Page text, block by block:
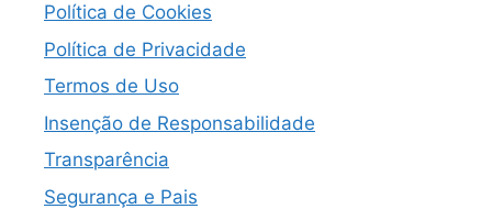
Política de Cookies
Política de Privacidade
Termos de Uso
Insenção de Responsabilidade
Transparência
Segurança e Pais